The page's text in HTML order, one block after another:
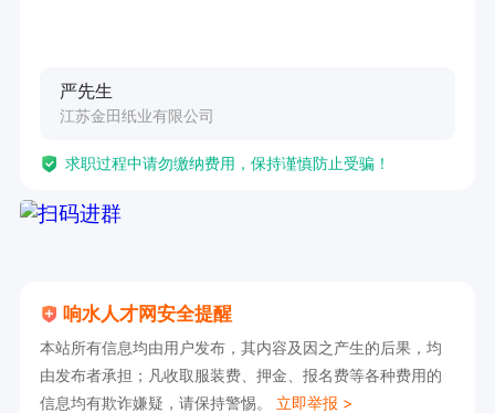
严先生
江苏金田纸业有限公司
求职过程中请勿缴纳费用，保持谨慎防止受骗！
响水人才网安全提醒
本站所有信息均由用户发布，其内容及因之产生的后果，均
由发布者承担；凡收取服装费、押金、报名费等各种费用的
信息均有欺诈嫌疑，请保持警惕。 立即举报 >